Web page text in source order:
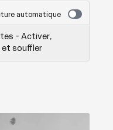
automatique
- Activer,
souffler